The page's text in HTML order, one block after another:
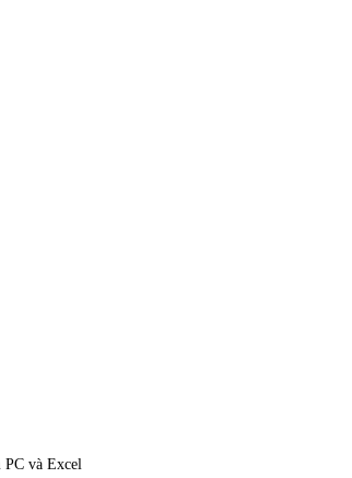
PC và Excel